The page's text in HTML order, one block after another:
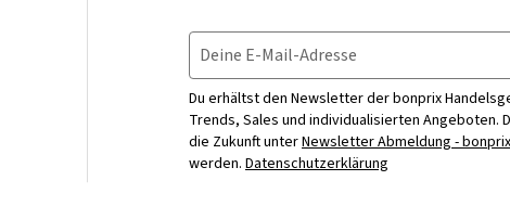
Deine E-Mail-Adresse
Du erhältst den Newsletter der bonprix
Trends, Sales und individualisierten Angeboten.
die Zukunft unterNewsletter Abmeldung -
werden. Datenschutzerklärung